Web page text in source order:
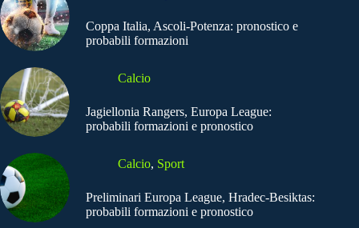
Coppa Italia, Ascoli-Potenza: pronostico e
probabili formazioni
Calcio
Jagiellonia Rangers, Europa League:
probabili formazioni e pronostico
Calcio, Sport
Preliminari Europa League, Hradec-Besiktas:
probabili formazioni e pronostico